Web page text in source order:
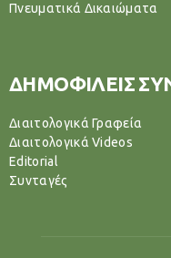
Πνευματικά Δικαιώματα
ΔΗΜΟΦΙΛΕΙΣ
Διαιτολογικά Γραφεία
Διαιτολογικά Videos
Editorial
Συνταγές